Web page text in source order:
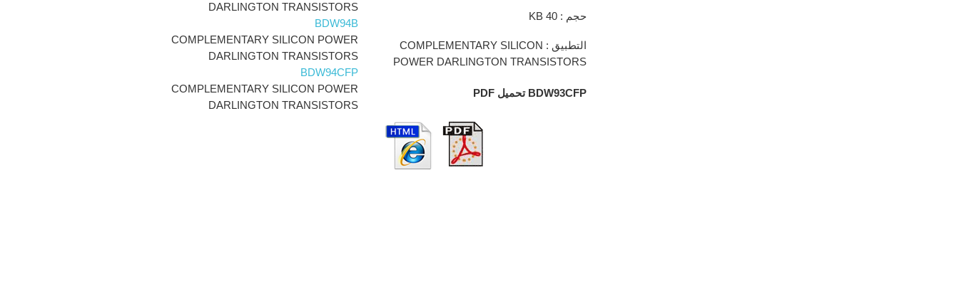
DARLINGTON TRANSISTORS
BDW94B
COMPLEMENTARY SILICON POWER
DARLINGTON TRANSISTORS
BDW94CFP
COMPLEMENTARY SILICON POWER
DARLINGTON TRANSISTORS
حجم : 40 KB
التطبيق : COMPLEMENTARY SILICON
POWER DARLINGTON TRANSISTORS
BDW93CFP تحميل PDF